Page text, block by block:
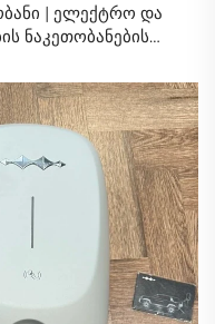
| ელექტრო და
ნაკეთობანების